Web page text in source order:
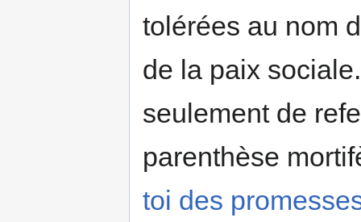
tolérées au nom
de la paix
seulement de
parenthèse
toi des